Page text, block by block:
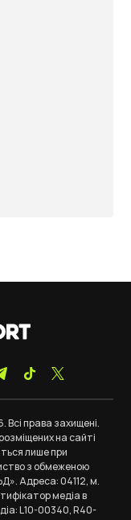
права захищені.
на сайті
лише при
з обмеженою
Адреса: 04112, м.
медіа в
L10-00340, R40-